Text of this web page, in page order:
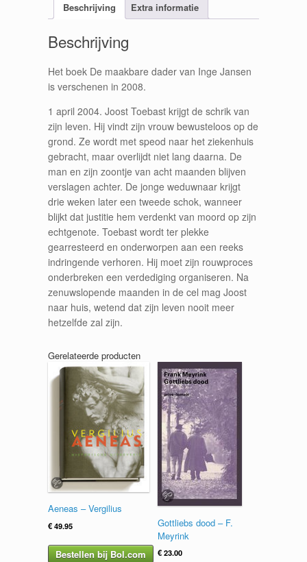
Beschrijving Extra informatie
Beschrijving
Het boek De maakbare dader van Inge Jansen
is verschenen in 2008.
1 april 2004. Joost Toebast krijgt de schrik van
zijn leven. Hij vindt zijn vrouw bewusteloos op de
grond. Ze wordt met speod naar het ziekenhuis
gebracht, maar overlijdt niet lang daarna. De
man en zijn zoontje van acht maanden blijven
verslagen achter. De jonge weduwnaar krijgt
drie weken later een tweede schok, wanneer
blijkt dat justitie hem verdenkt van moord op zijn
echtgenote. Toebast wordt ter plekke
gearresteerd en onderworpen aan een reeks
indringende verhoren. Hij moet zijn rouwproces
onderbreken een verdediging organiseren. Na
zenuwslopende maanden in de cel mag Joost
naar huis, wetend dat zijn leven nooit meer
hetzelfde zal zijn.
Gerelateerde producten
Aeneas – Vergilius
€49.95
Bestellen bij Bol.com
Gottliebs dood – F.
Meyrink
€23.00